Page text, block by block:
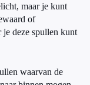
maar je kunt
of
deze spullen kunt
waarvan de